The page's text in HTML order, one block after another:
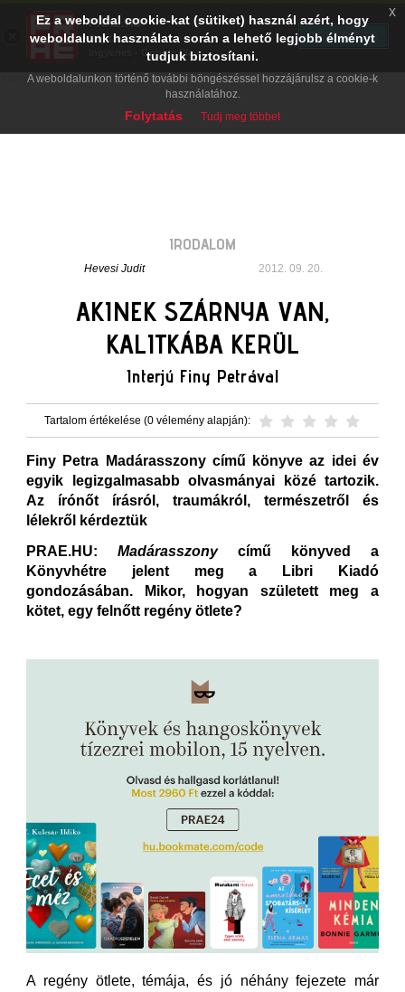
IRODALOM
Hevesi Judit 2012. 09. 20.
AKINEK SZÁRNYA VAN,
KALITKÁBA KERÜL
Interjú Finy Petrával
Tartalom értékelése (0 vélemény alapján):
Finy Petra Madárasszony című könyve az idei év
egyik legizgalmasabb olvasmányai közé tartozik.
Az írónőt írásról, traumákról, természetről és
lélekről kérdeztük
PRAE.HU:
Madárasszonycímű könyved a
Könyvhétre jelent meg a Libri Kiadó
gondozásában. Mikor, hogyan született meg a
kötet, egy felnőtt regény ötlete?
A regény ötlete, témája, és jó néhány fejezete már
Ez a weboldal cookie-kat (sütiket) használ azért, hogy
weboldalunk használata során a lehető legjobb élményt
tudjuk biztosítani.
A weboldalunkon történő további böngészéssel hozzájárulsz a cookie-k
használatához.
Folytatás Tudj meg többet
x
PRAE.HU
Digital Evolution
Ingyenes - Google Play
TELEPÍTÉS